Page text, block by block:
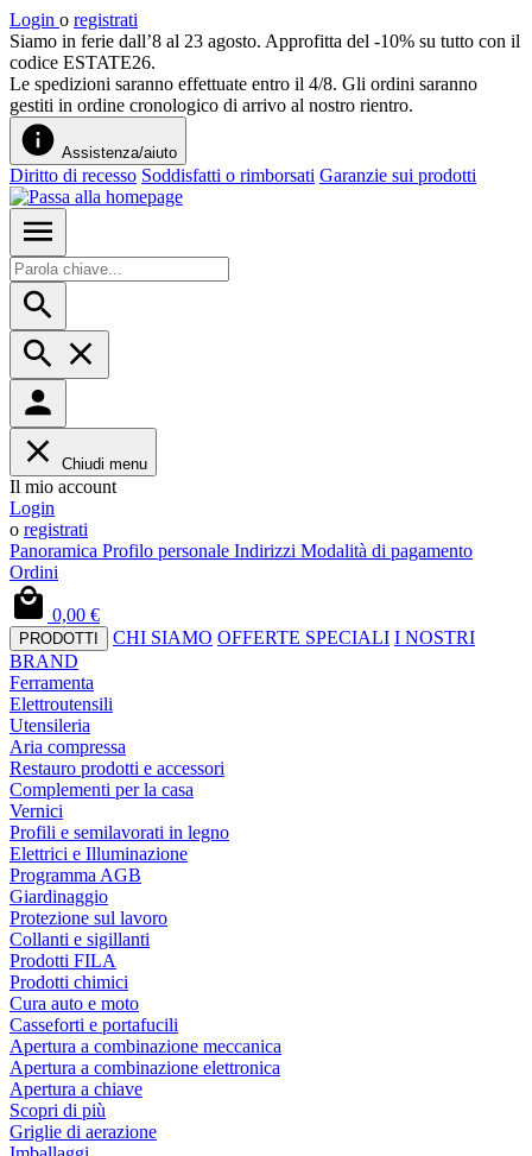
Login o registrati
Siamo in ferie dall’8 al 23 agosto. Approfitta del -10% su tutto con il
codice ESTATE26.
Le spedizioni saranno effettuate entro il 4/8. Gli ordini saranno
gestiti in ordine cronologico di arrivo al nostro rientro.
Assistenza/aiuto
Diritto di recesso Soddisfatti o rimborsati Garanzie sui prodotti
Chiudi menu
Il mio account
Login
o registrati
Panoramica Profilo personale Indirizzi Modalità di pagamento
Ordini
0,00 €
PRODOTTI CHI SIAMO OFFERTE SPECIALI I NOSTRI
BRAND
Ferramenta
Elettroutensili
Utensileria
Aria compressa
Restauro prodotti e accessori
Complementi per la casa
Vernici
Profili e semilavorati in legno
Elettrici e Illuminazione
Programma AGB
Giardinaggio
Protezione sul lavoro
Collanti e sigillanti
Prodotti FILA
Prodotti chimici
Cura auto e moto
Casseforti e portafucili
Apertura a combinazione meccanica
Apertura a combinazione elettronica
Apertura a chiave
Scopri di più
Griglie di aerazione